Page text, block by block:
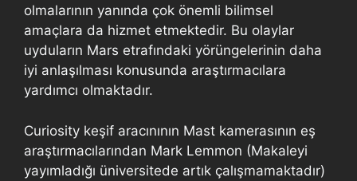
olmalarının yanında çok önemli bilimsel
amaçlara da hizmet etmektedir. Bu olaylar
uyduların Mars etrafındaki yörüngelerinin daha
iyi anlaşılması konusunda araştırmacılara
yardımcı olmaktadır.
Curiosity keşif aracınının Mast kamerasının eş
araştırmacılarından Mark Lemmon (Makaleyi
yayımladığı üniversitede artık çalışmamaktadır)